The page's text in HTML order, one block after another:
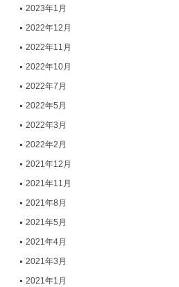
2023年1月
2022年12月
2022年11月
2022年10月
2022年7月
2022年5月
2022年3月
2022年2月
2021年12月
2021年11月
2021年8月
2021年5月
2021年4月
2021年3月
2021年1月